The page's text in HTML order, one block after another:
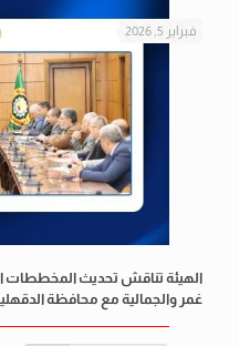
فبراير 5, 2026
الهيئة تناقش تحديث المخططات
غمر والجمالية مع محافظة